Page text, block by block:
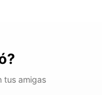
tus amigas